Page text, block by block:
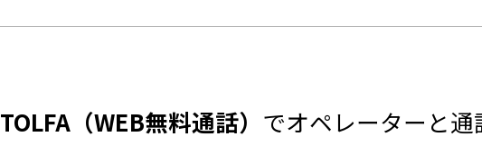
TOLFA（WEB無料通話） でオペレーターと通